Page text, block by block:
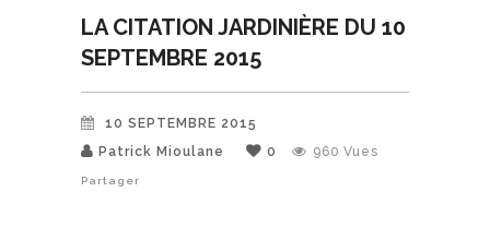
LA CITATION JARDINIÈRE DU 10
SEPTEMBRE 2015
10 SEPTEMBRE 2015
Patrick Mioulane
0 960 Vues
Partager